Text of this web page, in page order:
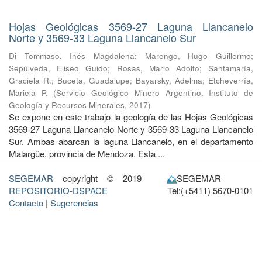
Hojas Geológicas 3569-27 Laguna Llancanelo
Norte y 3569-33 Laguna Llancanelo Sur
Di Tommaso, Inés Magdalena; Marengo, Hugo Guillermo;
Sepúlveda, Eliseo Guido; Rosas, Mario Adolfo;Santamaría,
Graciela R.; Buceta, Guadalupe; Bayarsky, Adelma; Etcheverría,
Mariela P. (Servicio Geológico Minero Argentino. Instituto de
Geología y Recursos Minerales, 2017)
Se expone en este trabajo la geología de las Hojas Geológicas
3569-27 Laguna Llancanelo Norte y 3569-33 Laguna Llancanelo
Sur. Ambas abarcan la laguna Llancanelo, en el departamento
Malargüe, provincia de Mendoza. Esta ...
SEGEMAR copyright © 2019
REPOSITORIO-DSPACE
Contacto | Sugerencias
SEGEMAR
Tel:(+5411) 5670-0101